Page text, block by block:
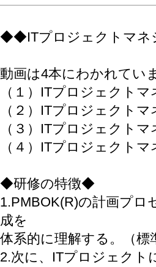
◆◆ITプロジェクトマ
動画は4本にわかれてい
（１）ITプロジェクト
（２）ITプロジェクト
（３）ITプロジェクト
（４）ITプロジェクト
◆研修の特徴◆
1.PMBOK(R)の計画プ
成を
体系的に理解する。（
2.次に、ITプロジェクト